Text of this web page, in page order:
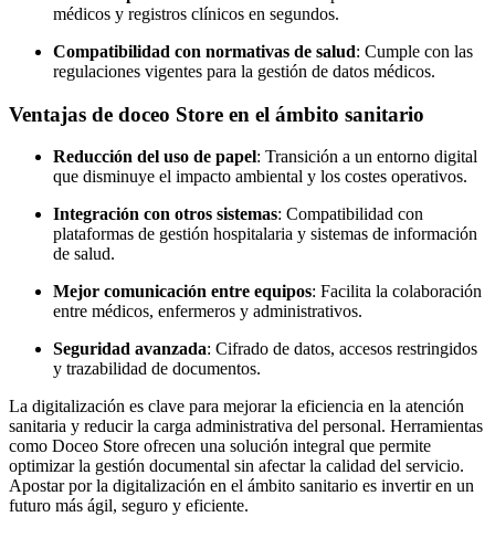
médicos y registros clínicos en segundos.
Compatibilidad con normativas de salud: Cumple con las
regulaciones vigentes para la gestión de datos médicos.
Ventajas de doceo Store en el ámbito sanitario
Reducción del uso de papel: Transición a un entorno digital
que disminuye el impacto ambiental y los costes operativos.
Integración con otros sistemas: Compatibilidad con
plataformas de gestión hospitalaria y sistemas de información
de salud.
Mejor comunicación entre equipos: Facilita la colaboración
entre médicos, enfermeros y administrativos.
Seguridad avanzada: Cifrado de datos, accesos restringidos
y trazabilidad de documentos.
La digitalización es clave para mejorar la eficiencia en la atención
sanitaria y reducir la carga administrativa del personal. Herramientas
como Doceo Store ofrecen una solución integral que permite
optimizar la gestión documental sin afectar la calidad del servicio.
Apostar por la digitalización en el ámbito sanitario es invertir en un
futuro más ágil, seguro y eficiente.